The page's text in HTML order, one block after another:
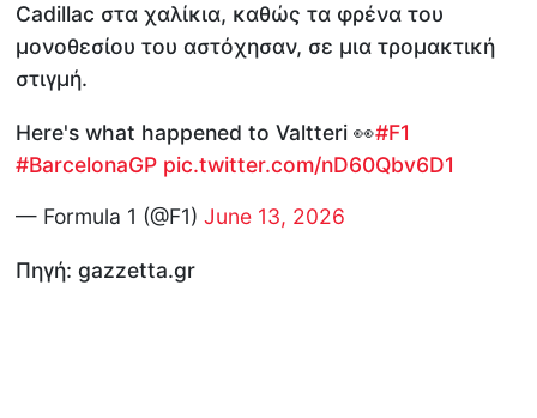
Cadillac στα χαλίκια, καθώς τα φρένα του
μονοθεσίου του αστόχησαν, σε μια τρομακτική
στιγμή.
Here's what happened to Valtteri 👀#F1
#BarcelonaGP pic.twitter.com/nD60Qbv6D1
— Formula 1 (@F1)June 13, 2026
Πηγή: gazzetta.gr